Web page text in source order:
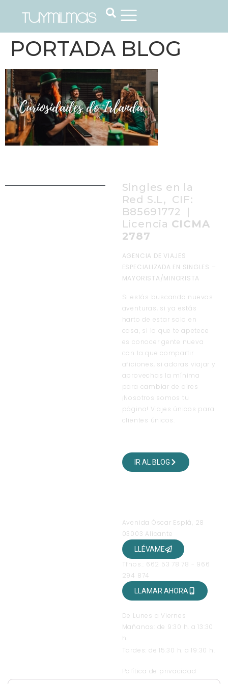
PORTADA BLOG
Singles en la
Red S.L, CIF:
B85691772 |
Licencia CICMA
2787
AGENCIA DE VIAJES
ESPECIALIZADA EN SINGLES –
MAYORISTA/MINORISTA
Si estás buscando nuevas
aventuras, si ya estás
harto de estar solo en
casa, si lo que te apetece
es conocer gente nueva
con la que compartir
aficiones, si adoras viajar y
aprovechas la mínima
para cambiar de aires
¡Nosotros somos tu
página! Viajes únicos para
clientes únicos.
IR AL BLOG
Avenida Óscar Esplá, 28
03003 Alicante
LLÉVAME
Tfnos.: 662 53 78 78 - 966
294 874
LLAMAR AHORA
De Lunes a Viernes
Mañanas: de 9:30 h. a 13:30
h.
Tardes: de 15:30 h. a 19:30 h.
Política de privacidad